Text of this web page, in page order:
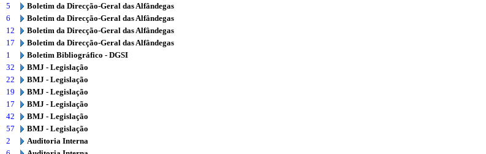
5
Boletim da Direcção-Geral das Alfândegas
6
Boletim da Direcção-Geral das Alfândegas
12
Boletim da Direcção-Geral das Alfândegas
17
Boletim da Direcção-Geral das Alfândegas
1
Boletim Bibliográfico - DGSI
32
BMJ - Legislação
22
BMJ - Legislação
19
BMJ - Legislação
17
BMJ - Legislação
42
BMJ - Legislação
57
BMJ - Legislação
2
Auditoria Interna